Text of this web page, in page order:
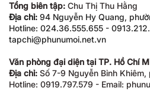
Tổng biên tập: Chu Thị Thu Hằng
Địa chỉ: 94 Nguyễn Hy Quang,
Hotline: 024.36.555.655 -
tapchi@phunumoi.net.vn
Văn phòng đại diện tại TP. Hồ Chí
Địa chỉ: Số 7-9 Nguyễn Bỉnh Khiêm,
Hotline: 0919.797.579 - Email: